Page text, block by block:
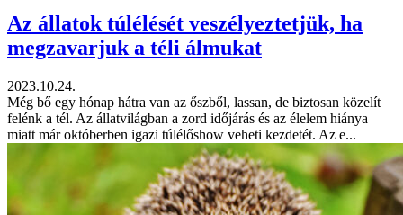
Az állatok túlélését veszélyeztetjük, ha
megzavarjuk a téli álmukat
2023.10.24.
Még bő egy hónap hátra van az őszből, lassan, de biztosan közelít
felénk a tél. Az állatvilágban a zord időjárás és az élelem hiánya
miatt már októberben igazi túlélőshow veheti kezdetét. Az e...